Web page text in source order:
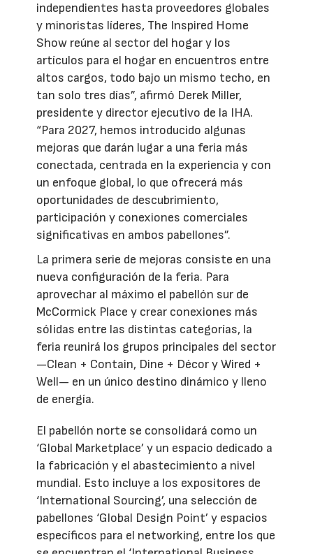
independientes hasta proveedores globales
y minoristas líderes, The Inspired Home
Show reúne al sector del hogar y los
artículos para el hogar en encuentros entre
altos cargos, todo bajo un mismo techo, en
tan solo tres días”, afirmó Derek Miller,
presidente y director ejecutivo de la IHA.
“Para 2027, hemos introducido algunas
mejoras que darán lugar a una feria más
conectada, centrada en la experiencia y con
un enfoque global, lo que ofrecerá más
oportunidades de descubrimiento,
participación y conexiones comerciales
significativas en ambos pabellones”.
La primera serie de mejoras consiste en una
nueva configuración de la feria. Para
aprovechar al máximo el pabellón sur de
McCormick Place y crear conexiones más
sólidas entre las distintas categorías, la
feria reunirá los grupos principales del sector
—Clean + Contain, Dine + Décor y Wired +
Well— en un único destino dinámico y lleno
de energía.
El pabellón norte se consolidará como un
‘Global Marketplace’ y un espacio dedicado a
la fabricación y el abastecimiento a nivel
mundial. Esto incluye a los expositores de
‘International Sourcing’, una selección de
pabellones ‘Global Design Point’ y espacios
específicos para el networking, entre los que